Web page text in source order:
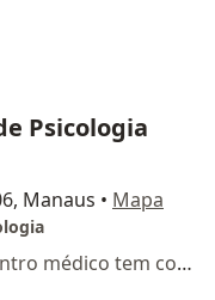
Psicologia
Manaus • Mapa
Nenhum profissional neste centro médico tem consultas disponíveis